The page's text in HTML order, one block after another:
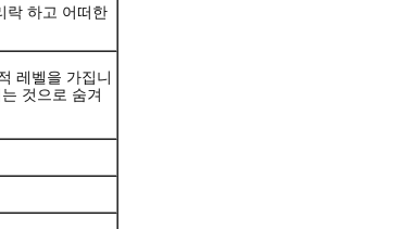
락 하고 어떠한
레벨을 가집니
것으로 숨겨